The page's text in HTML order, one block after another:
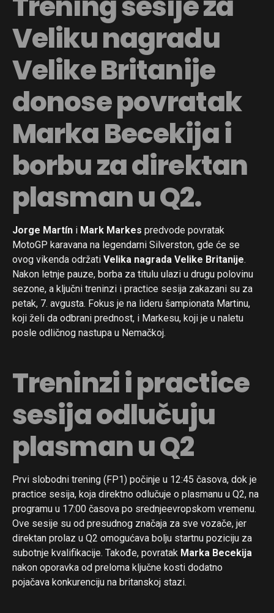
Veliku nagradu
Velike Britanije
donose povratak
Marka Becekija i
borbu za direktan
plasman u Q2.
Jorge Martín i Mark Markes predvode povratak
MotoGP karavana na legendarni Silverston, gde će se
ovog vikenda održati Velika nagrada Velike Britanije.
Nakon letnje pauze, borba za titulu ulazi u drugu polovinu
sezone, a ključni treninzi i practice sesija zakazani su za
petak, 7. avgusta. Fokus je na lideru šampionata Martinu,
koji želi da odbrani prednost, i Markesu, koji je u naletu
posle odličnog nastupa u Nemačkoj.
Treninzi i practice
sesija odlučuju
plasman u Q2
Prvi slobodni trening (FP1) počinje u 12:45 časova, dok je
practice sesija, koja direktno odlučuje o plasmanu u Q2, na
programu u 17:00 časova po srednjeevropskom vremenu.
Ove sesije su od presudnog značaja za sve vozače, jer
direktan prolaz u Q2 omogućava bolju startnu poziciju za
subotnje kvalifikacije. Takođe, povratak Marka Becekija
nakon oporavka od preloma ključne kosti dodatno
pojačava konkurenciju na britanskoj stazi.